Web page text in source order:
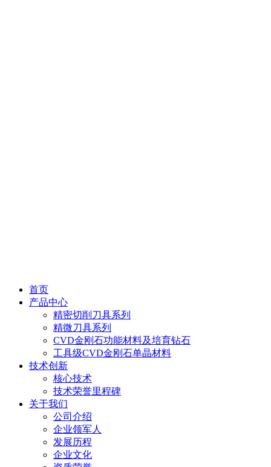
首页
产品中心
精密切削刀具系列
精微刀具系列
CVD金刚石功能材料及培育钻石
工具级CVD金刚石单晶材料
技术创新
核心技术
技术荣誉里程碑
关于我们
公司介绍
企业领军人
发展历程
企业文化